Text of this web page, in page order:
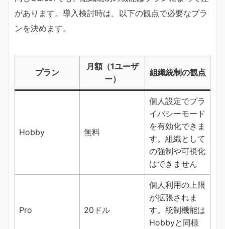
があります。導入検討時は、以下の観点で必要なプラ
ンを決めます。
プラン
月額（1ユーザ
ー）
組織統制の観点
Hobby 無料
個人設定でプラ
イバシーモード
を有効化できま
す。組織として
の強制や可視化
はできません
Pro 20ドル
個人利用の上限
が拡張されま
す。統制機能は
Hobbyと同様